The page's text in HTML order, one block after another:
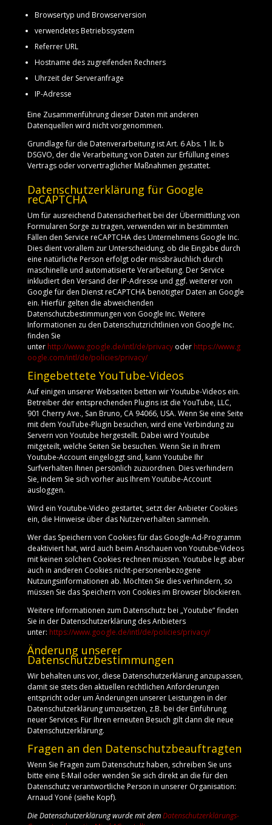
Browsertyp und Browserversion
verwendetes Betriebssystem
Referrer URL
Hostname des zugreifenden Rechners
Uhrzeit der Serveranfrage
IP-Adresse
Eine Zusammenführung dieser Daten mit anderen
Datenquellen wird nicht vorgenommen.
Grundlage für die Datenverarbeitung ist Art. 6 Abs. 1 lit. b
DSGVO, der die Verarbeitung von Daten zur Erfüllung eines
Vertrags oder vorvertraglicher Maßnahmen gestattet.
Datenschutzerklärung für Google
reCAPTCHA
Um für ausreichend Datensicherheit bei der Übermittlung von
Formularen Sorge zu tragen, verwenden wir in bestimmten
Fällen den Service reCAPTCHA des Unternehmens Google Inc.
Dies dient vorallem zur Unterscheidung, ob die Eingabe durch
eine natürliche Person erfolgt oder missbräuchlich durch
maschinelle und automatisierte Verarbeitung. Der Service
inkludiert den Versand der IP-Adresse und ggf. weiterer von
Google für den Dienst reCAPTCHA benötigter Daten an Google
ein. Hierfür gelten die abweichenden
Datenschutzbestimmungen von Google Inc. Weitere
Informationen zu den Datenschutzrichtlinien von Google Inc.
finden Sie
unter http://www.google.de/intl/de/privacyoder https://www.g
oogle.com/intl/de/policies/privacy/
Eingebettete YouTube-Videos
Auf einigen unserer Webseiten betten wir Youtube-Videos ein.
Betreiber der entsprechenden Plugins ist die YouTube, LLC,
901 Cherry Ave., San Bruno, CA 94066, USA. Wenn Sie eine Seite
mit dem YouTube-Plugin besuchen, wird eine Verbindung zu
Servern von Youtube hergestellt. Dabei wird Youtube
mitgeteilt, welche Seiten Sie besuchen. Wenn Sie in Ihrem
Youtube-Account eingeloggt sind, kann Youtube Ihr
Surfverhalten Ihnen persönlich zuzuordnen. Dies verhindern
Sie, indem Sie sich vorher aus Ihrem Youtube-Account
ausloggen.
Wird ein Youtube-Video gestartet, setzt der Anbieter Cookies
ein, die Hinweise über das Nutzerverhalten sammeln.
Wer das Speichern von Cookies für das Google-Ad-Programm
deaktiviert hat, wird auch beim Anschauen von Youtube-Videos
mit keinen solchen Cookies rechnen müssen. Youtube legt aber
auch in anderen Cookies nicht-personenbezogene
Nutzungsinformationen ab. Möchten Sie dies verhindern, so
müssen Sie das Speichern von Cookies im Browser blockieren.
Weitere Informationen zum Datenschutz bei „Youtube“ finden
Sie in der Datenschutzerklärung des Anbieters
unter: https://www.google.de/intl/de/policies/privacy/
Änderung unserer
Datenschutzbestimmungen
Wir behalten uns vor, diese Datenschutzerklärung anzupassen,
damit sie stets den aktuellen rechtlichen Anforderungen
entspricht oder um Änderungen unserer Leistungen in der
Datenschutzerklärung umzusetzen, z.B. bei der Einführung
neuer Services. Für Ihren erneuten Besuch gilt dann die neue
Datenschutzerklärung.
Fragen an den Datenschutzbeauftragten
Wenn Sie Fragen zum Datenschutz haben, schreiben Sie uns
bitte eine E-Mail oder wenden Sie sich direkt an die für den
Datenschutz verantwortliche Person in unserer Organisation:
Arnaud Yoné (siehe Kopf).
Die Datenschutzerklärung wurde mit demDatenschutzerklärungs-